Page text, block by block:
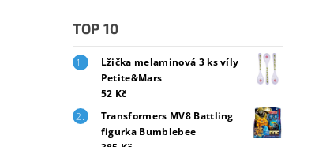
TOP 10
Lžička melaminová 3 ks víly
Petite&Mars
52 Kč
Transformers MV8 Battling
figurka Bumblebee